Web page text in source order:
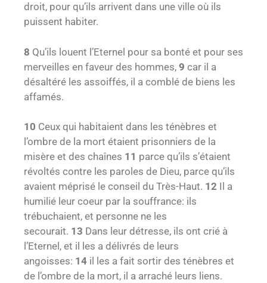
droit, pour qu’ils arrivent dans une ville où ils
puissent habiter.
8 Qu’ils louent l’Eternel pour sa bonté et pour ses
merveilles en faveur des hommes, 9 car il a
désaltéré les assoiffés, il a comblé de biens les
affamés.
10 Ceux qui habitaient dans les ténèbres et
l’ombre de la mort étaient prisonniers de la
misère et des chaînes 11 parce qu’ils s’étaient
révoltés contre les paroles de Dieu, parce qu’ils
avaient méprisé le conseil du Très-Haut. 12 Il a
humilié leur coeur par la souffrance: ils
trébuchaient, et personne ne les
secourait. 13 Dans leur détresse, ils ont crié à
l’Eternel, et il les a délivrés de leurs
angoisses: 14 il les a fait sortir des ténèbres et
de l’ombre de la mort, il a arraché leurs liens.